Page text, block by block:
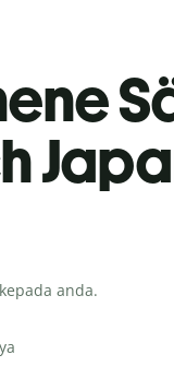
anda.